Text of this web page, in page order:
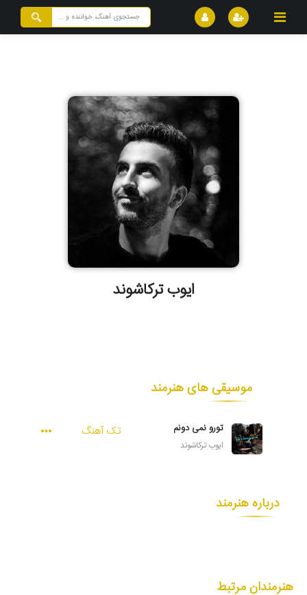
ایوب ترکاشوند
موسیقی های هنرمند
تورو نمی دونم
ایوب ترکاشوند
تک آهنگ
درباره هنرمند
هنرمندان مرتبط